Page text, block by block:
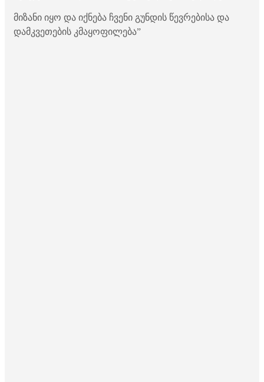
მიზანი იყო და იქნება ჩვენი გუნდის წევრებისა და
დამკვეთების კმაყოფილება”